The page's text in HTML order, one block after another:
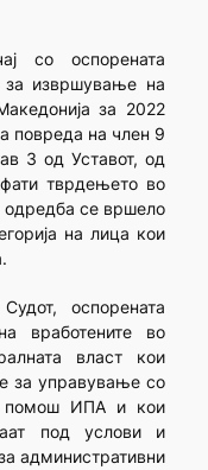
со оспорената
извршување на
за 2022
повреда на член 9
3 од Уставот, од
тврдењето во
одредба се вршело
на лица кои
оспорената
вработените во
власт кои
за управување со
помош ИПА и кои
под услови и
административни